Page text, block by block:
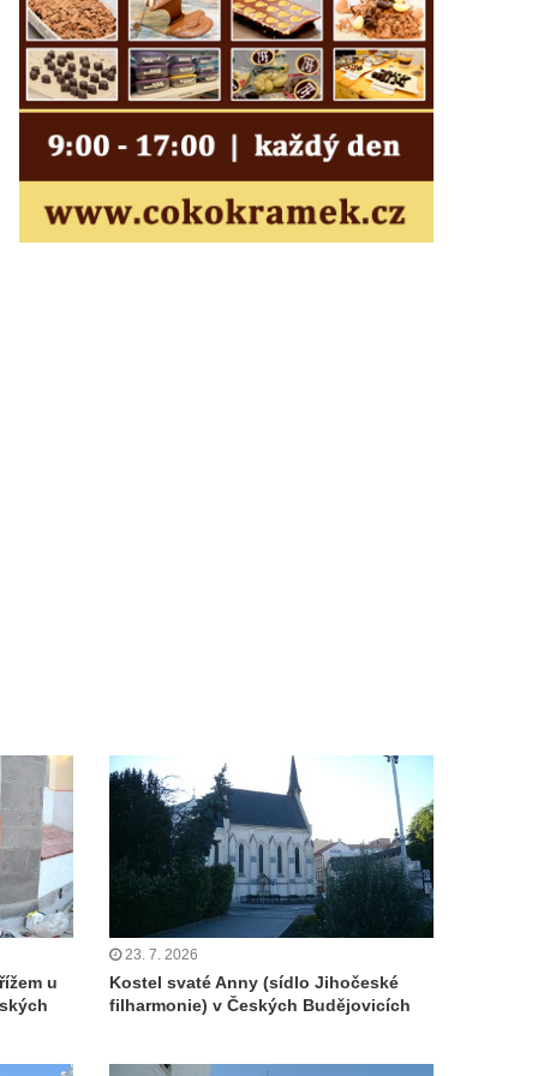
u
23. 7. 2026
Kostel svaté Anny (sídlo Jihočeské
filharmonie) v Českých Budějovicích